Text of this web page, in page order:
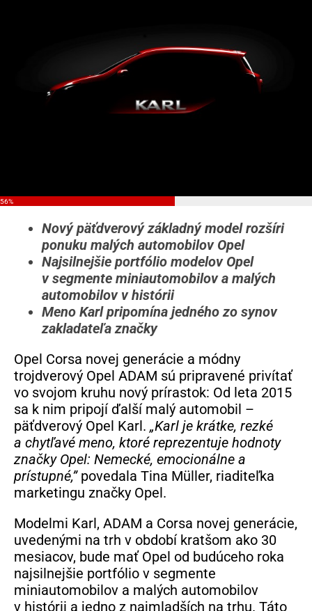
56%
Nový päťdverový základný model rozšíri
ponuku malých automobilov Opel
Najsilnejšie portfólio modelov Opel
v segmente miniautomobilov a malých
automobilov v histórii
Meno Karl pripomína jedného zo synov
zakladateľa značky
Opel Corsa novej generácie a módny
trojdverový Opel ADAM sú pripravené privítať
vo svojom kruhu nový prírastok: Od leta 2015
sa k nim pripojí ďalší malý automobil –
päťdverový Opel Karl. „Karl je krátke, rezké
a chytľavé meno, ktoré reprezentuje hodnoty
značky Opel: Nemecké, emocionálne a
prístupné,”povedala Tina Müller, riaditeľka
marketingu značky Opel.
Modelmi Karl, ADAM a Corsa novej generácie,
uvedenými na trh v období kratšom ako 30
mesiacov, bude mať Opel od budúceho roka
najsilnejšie portfólio v segmente
miniautomobilov a malých automobilov
v histórii a jedno z najmladších na trhu. Táto